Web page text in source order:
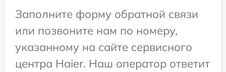
Заполните форму обратной связи
или позвоните нам по номеру,
указанному на сайте сервисного
центра Haier. Наш оператор ответит